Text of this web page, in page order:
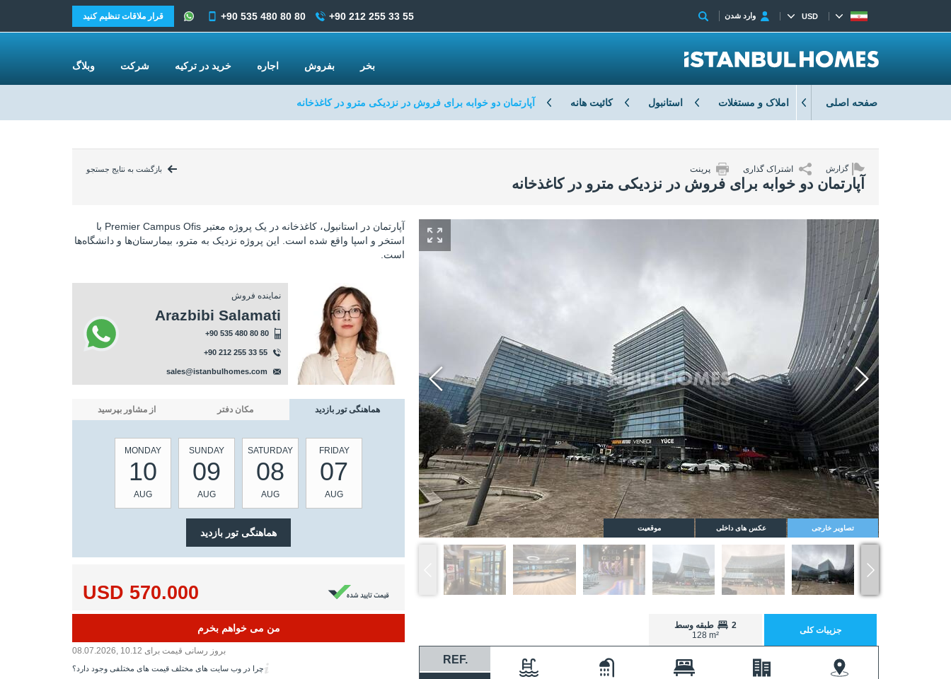
صفحه اصلی املاک و مستغلات استانبول کائیت هانه آپارتمان دو خوابه برای فروش در نزدیکی مترو در کاغذخانه
بازگشت به نتایج جستجو گزارش اشتراک گذاری پرینت
آپارتمان دو خوابه برای فروش در نزدیکی مترو در کاغذخانه
تصاویر خارجی عکس های داخلی موقعیت
جزییات کلی 2
طبقه وسط
128 m²
REF.
آپارتمان در استانبول، کاغذخانه در یک پروژه معتبر Premier Campus Ofis با
استخر و اسپا واقع شده است. این پروژه نزدیک به مترو، بیمارستان‌ها و دانشگاه‌ها
است.
نماینده فروش
Arazbibi Salamati
+90 535 480 80 80
+90 212 255 33 55
sales@istanbulhomes.com
Whatsapp
هماهنگی تور بازدید مکان دفتر از مشاور بپرسید
FRIDAY
07
AUG
SATURDAY
08
AUG
SUNDAY
09
AUG
MONDAY
10
AUG
570.000 USD
من می خواهم بخرم
بروز رسانی قیمت برای 08.07.2026, 10.12
چرا در وب سایت های مختلف قیمت های مختلفی وجود دارد؟
USD وارد شدن +90 212 255 33 55
+90 535 480 80 80 قرار ملاقات تنظیم کنید
بخر بفروش اجاره خرید در ترکیه شرکت وبلاگ